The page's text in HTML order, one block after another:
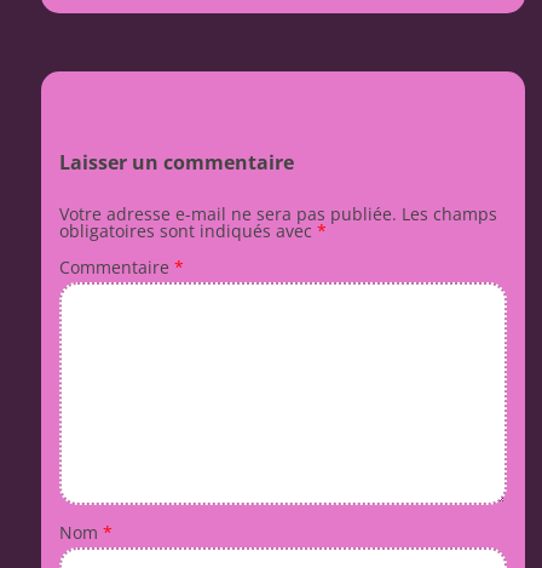
articles
Laisser un commentaire
Votre adresse e-mail ne sera pas publiée. Les champs
obligatoires sont indiqués avec *
Commentaire *
Nom *